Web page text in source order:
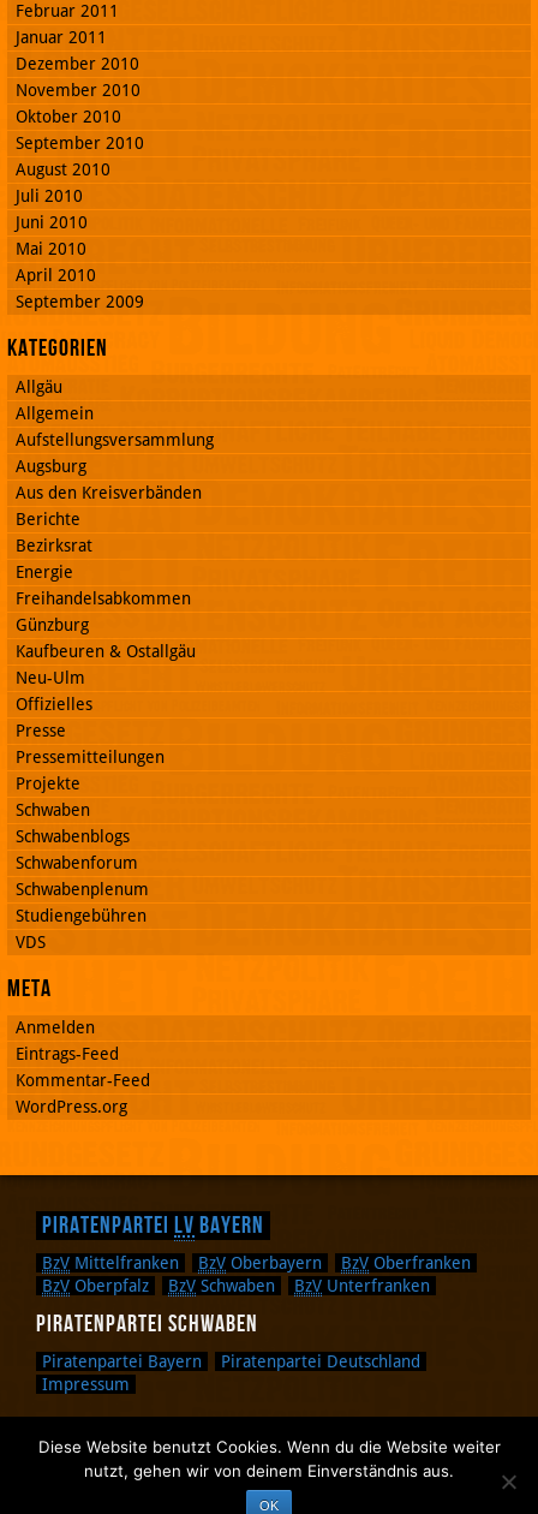
Februar 2011
Januar 2011
Dezember 2010
November 2010
Oktober 2010
September 2010
August 2010
Juli 2010
Juni 2010
Mai 2010
April 2010
September 2009
Kategorien
Allgäu
Allgemein
Aufstellungsversammlung
Augsburg
Aus den Kreisverbänden
Berichte
Bezirksrat
Energie
Freihandelsabkommen
Günzburg
Kaufbeuren & Ostallgäu
Neu-Ulm
Offizielles
Presse
Pressemitteilungen
Projekte
Schwaben
Schwabenblogs
Schwabenforum
Schwabenplenum
Studiengebühren
VDS
Meta
Anmelden
Eintrags-Feed
Kommentar-Feed
WordPress.org
Piratenpartei LV Bayern
BzV Mittelfranken BzV Oberbayern BzV Oberfranken
BzV Oberpfalz BzV Schwaben BzV Unterfranken
Piratenpartei Schwaben
Piratenpartei Bayern
Piratenpartei Deutschland
Impressum
Zurück nach oben.
Zurück zum Anfang des Textes.
Diese Website benutzt Cookies. Wenn du die Website weiter
nutzt, gehen wir von deinem Einverständnis aus.
OK